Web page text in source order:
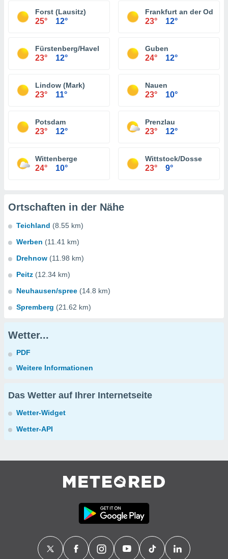
Forst (Lausitz)
25° 12°
Frankfurt an der Oder
23° 12°
Fürstenberg/Havel
23° 12°
Guben
24° 12°
Lindow (Mark)
23° 11°
Nauen
23° 10°
Potsdam
23° 12°
Prenzlau
23° 12°
Wittenberge
24° 10°
Wittstock/Dosse
23° 9°
Ortschaften in der Nähe
Teichland (8.55 km)
Werben (11.41 km)
Drehnow (11.98 km)
Peitz (12.34 km)
Neuhausen/spree (14.8 km)
Spremberg (21.62 km)
Wetter...
PDF
Weitere Informationen
Das Wetter auf Ihrer Internetseite
Wetter-Widget
Wetter-API